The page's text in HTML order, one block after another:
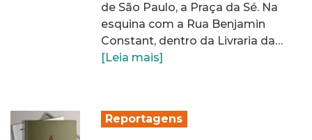
de São Paulo, a Praça da Sé. Na
esquina com a Rua Benjamin
Constant, dentro da Livraria da…
[Leia mais]
Reportagens